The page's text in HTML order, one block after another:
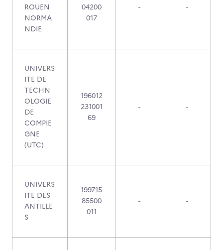
ROUEN
NORMA
NDIE
04200
017
- -
UNIVERS
ITE DE
TECHN
OLOGIE
DE
COMPIE
GNE
(UTC)
196012
231001
69
- -
UNIVERS
ITE DES
ANTILLE
S
199715
85500
011
- -